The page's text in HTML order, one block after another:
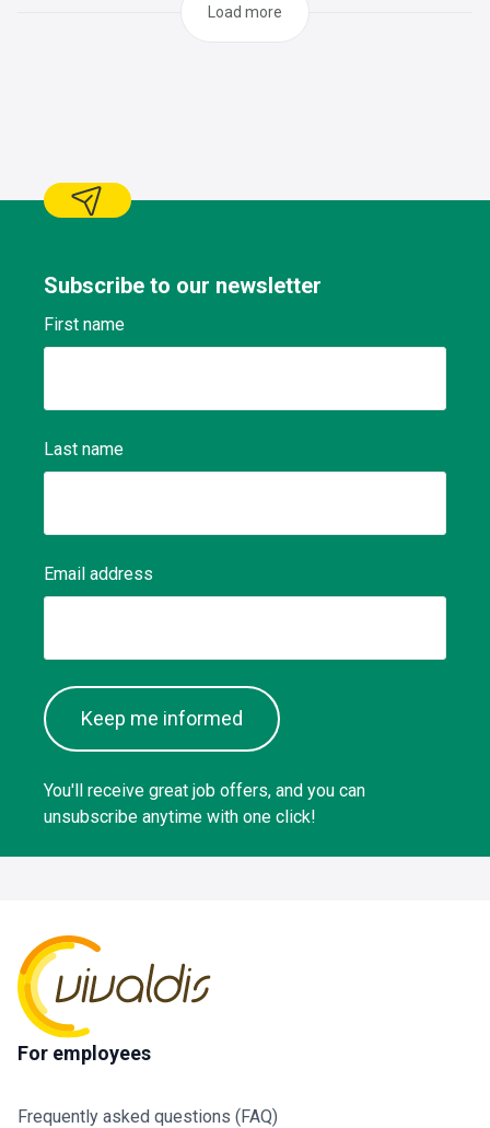
Load more
Subscribe to our newsletter
First name
Last name
Email address
Keep me informed
You'll receive great job offers, and you can
unsubscribe anytime with one click!
For employees
Frequently asked questions (FAQ)